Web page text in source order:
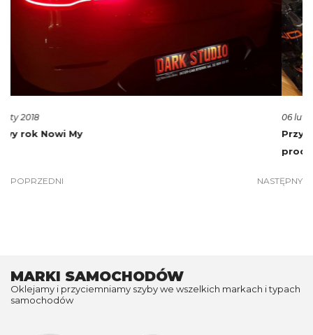
06 luty 2018
Przyciemniamy szyby tylko przy użyciu najlepszych
POPRZEDNI NASTĘPNY
MARKI SAMOCHODÓW
Oklejamy i przyciemniamy szyby we wszelkich markach i typach
samochodów